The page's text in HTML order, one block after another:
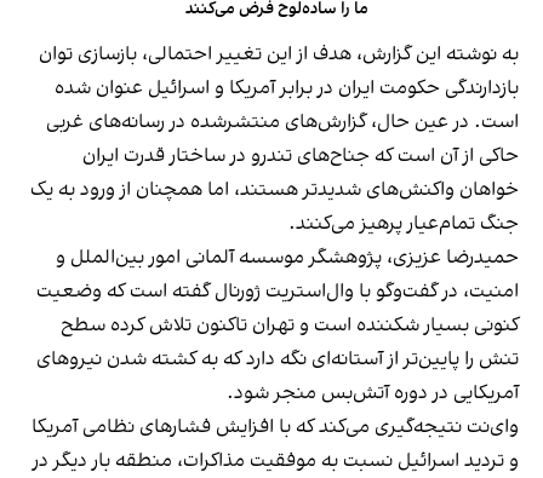
ما را ساده‌لوح فرض می‌کنند
به نوشته این گزارش، هدف از این تغییر احتمالی، بازسازی توان
بازدارندگی حکومت ایران در برابر آمریکا و اسرائیل عنوان شده
است. در عین حال، گزارش‌های منتشرشده در رسانه‌های غربی
حاکی از آن است که جناح‌های تندرو در ساختار قدرت ایران
خواهان واکنش‌های شدیدتر هستند، اما همچنان از ورود به یک
جنگ تمام‌عیار پرهیز می‌کنند.
حمیدرضا عزیزی، پژوهشگر موسسه آلمانی امور بین‌الملل و
امنیت، در گفت‌وگو با وال‌استریت ژورنال گفته است که وضعیت
کنونی بسیار شکننده است و تهران تاکنون تلاش کرده سطح
تنش را پایین‌تر از آستانه‌ای نگه دارد که به کشته شدن نیروهای
آمریکایی در دوره آتش‌بس منجر شود.
وای‌نت نتیجه‌گیری می‌کند که با افزایش فشارهای نظامی آمریکا
و تردید اسرائیل نسبت به موفقیت مذاکرات، منطقه بار دیگر در